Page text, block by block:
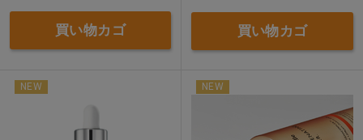
買い物カゴ 買い物カゴ
NEW NEW